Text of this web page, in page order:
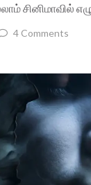
சினிமாவில்
4 Comments